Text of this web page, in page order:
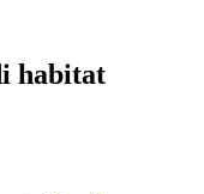
habitat